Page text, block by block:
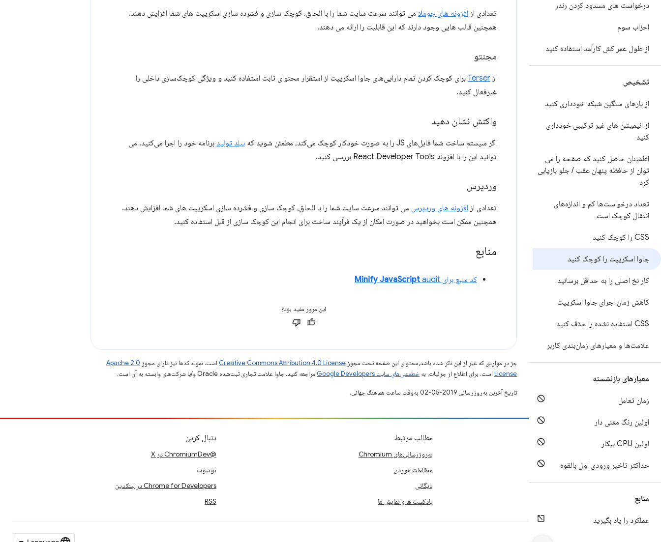
درخواست های مسدود کردن رندر
احزاب سوم
از طول عمر کش کارآمد استفاده کنید
تشخیص
از بارهای سنگین شبکه خودداری کنید
از انیمیشن های غیر ترکیبی خودداری
کنید
اطمینان حاصل کنید که صفحه را می
توان از حافظه پنهان عقب / جلو بازیابی
کرد
تعداد درخواست‌ها کم و اندازه‌های
انتقال کوچک است
CSS را کوچک کنید
جاوا اسکریپت را کوچک کنید
کار نخ اصلی را به حداقل برسانید
کاهش زمان اجرای جاوا اسکریپت
CSS استفاده نشده را حذف کنید
علامت‌ها و معیارهای زمان‌بندی کاربر
معیارهای بازنشسته
زمان تعامل
اولین رنگ معنی دار
اولین CPU بیکار
حداکثر تاخیر ورودی اول بالقوه
منابع
عملکرد را یاد بگیرید
تعدادی از افزونه های جوملا می توانند سرعت سایت شما را با الحاق، کوچک سازی و فشرده سازی اسکریپت های شما افزایش دهند.
همچنین قالب هایی وجود دارند که این قابلیت را ارائه می دهند.
مجنتو
از Terser برای کوچک کردن تمام دارایی‌های جاوا اسکریپت از استقرار محتوای ثابت استفاده کنید و ویژگی کوچک‌سازی داخلی را
غیرفعال کنید.
واکنش نشان دهید
اگر سیستم ساخت شما فایل‌های JS را به صورت خودکار کوچک می‌کند، مطمئن شوید که بیلد تولید برنامه خود را اجرا می‌کنید. می
توانید این را با افزونه React Developer Tools بررسی کنید.
وردپرس
تعدادی از افزونه های وردپرس می توانند سرعت سایت شما را با الحاق، کوچک سازی و فشرده سازی اسکریپت های شما افزایش دهند.
همچنین ممکن است بخواهید در صورت امکان از یک فرآیند ساخت برای انجام این کوچک سازی از قبل استفاده کنید.
منابع
کد منبع برای Minify JavaScript audit
این مرور مفید بود؟
جز در مواردی که غیر از این ذکر شده باشد،‌محتوای این صفحه تحت مجوز Creative Commons Attribution 4.0 License است. نمونه کدها نیز دارای مجوز Apache 2.0
License است. برای اطلاع از جزئیات، به خطمشی‌های سایت Google Developers‏ مراجعه کنید. جاوا علامت تجاری ثبت‌شده Oracle و/یا شرکت‌های وابسته به آن است.
تاریخ آخرین به‌روزرسانی 2019-05-02 به‌وقت ساعت هماهنگ جهانی.
مشارکت
مسائل باز را ببینید
مطالب مرتبط
به‌روزرسانی‌های Chromium
مطالعات موردی
بایگانی
پادکست ها و نمایش ها
دنبال کردن
@ChromiumDev در X
یوتیوب
Chrome for Developers در لینکدین
RSS